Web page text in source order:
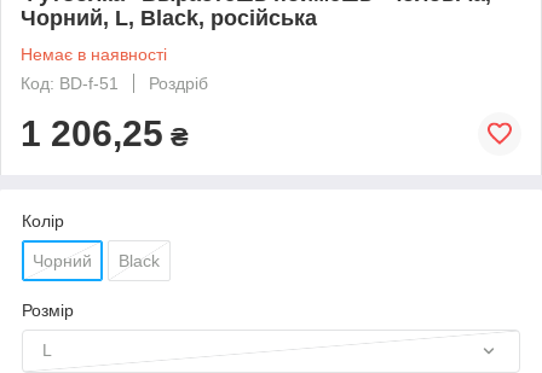
Чорний, L, Black, російська
Немає в наявності
Код: BD-f-51
Роздріб
1 206,25 ₴
Колір
Чорний Black
Розмір
L